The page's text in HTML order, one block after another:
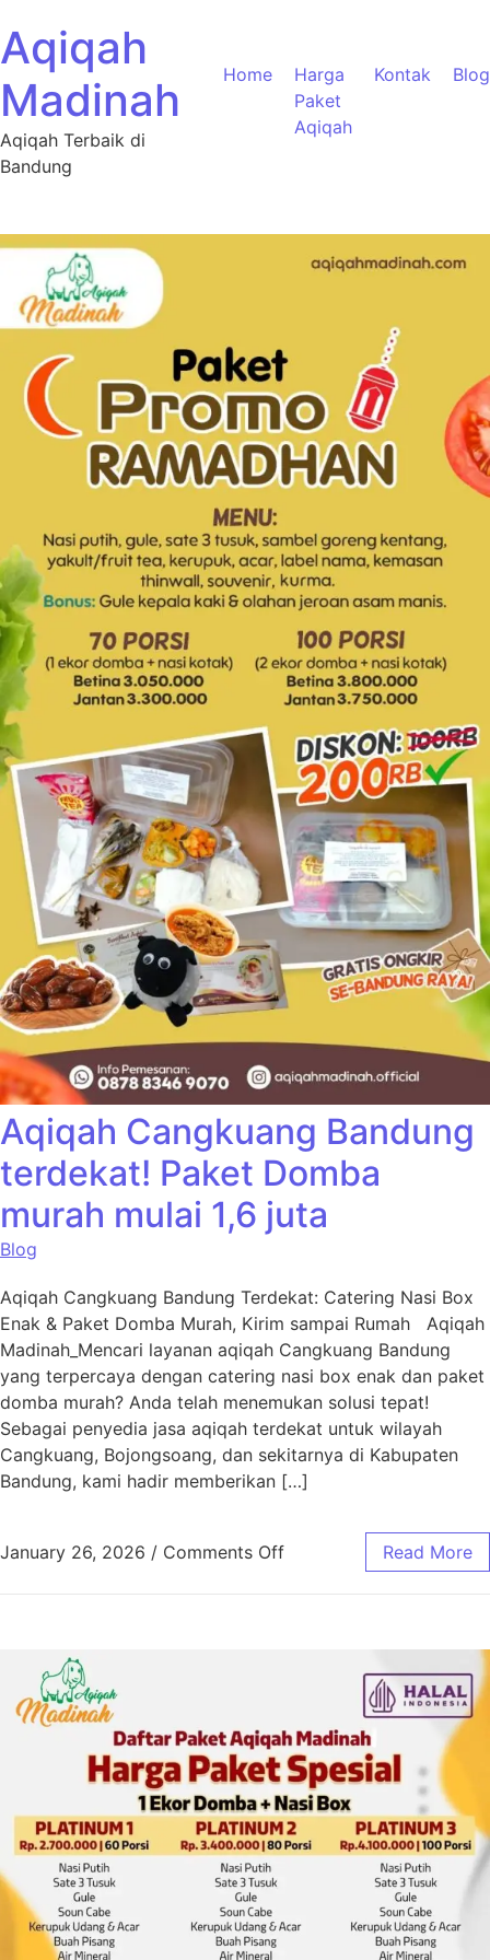
Aqiqah
Madinah
Aqiqah Terbaik di
Bandung
Home
Harga
Paket
Aqiqah
Kontak Blog
Aqiqah Cangkuang Bandung
terdekat! Paket Domba
murah mulai 1,6 juta
Blog
Aqiqah Cangkuang Bandung Terdekat: Catering Nasi Box
Enak & Paket Domba Murah, Kirim sampai Rumah Aqiqah
Madinah_Mencari layanan aqiqah Cangkuang Bandung
yang terpercaya dengan catering nasi box enak dan paket
domba murah? Anda telah menemukan solusi tepat!
Sebagai penyedia jasa aqiqah terdekat untuk wilayah
Cangkuang, Bojongsoang, dan sekitarnya di Kabupaten
Bandung, kami hadir memberikan […]
January 26, 2026 / Comments Off Read More